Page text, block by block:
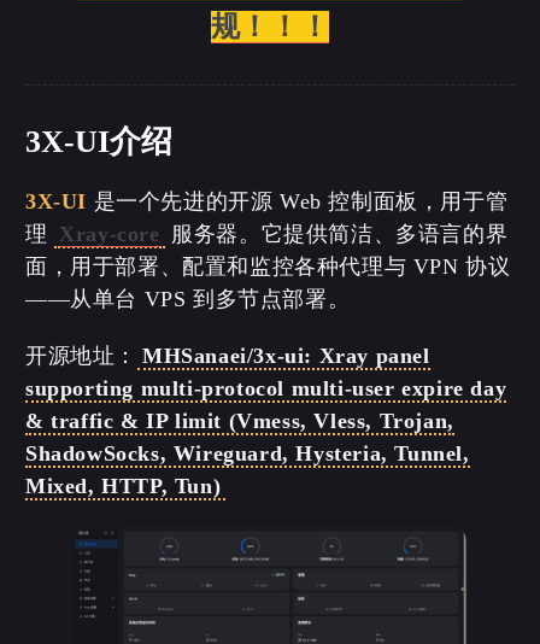
规！！！
3X-UI介绍
3X-UI 是一个先进的开源 Web 控制面板，用于管
理 Xray-core
服务器。它提供简洁、多语言的界
面，用于部署、配置和监控各种代理与 VPN 协议
——从单台 VPS 到多节点部署。
开源地址：
MHSanaei/3x-ui: Xray panel
supporting multi-protocol multi-user expire day
& traffic & IP limit (Vmess, Vless, Trojan,
ShadowSocks, Wireguard, Hysteria, Tunnel,
Mixed, HTTP, Tun)